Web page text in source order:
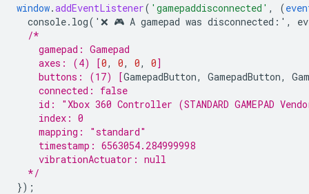
window.addEventListener( 'gamepaddisconnected' , (
console.log('❌ 🎮 A gamepad was disconnected : ' ,
/*
    gamepad: Gamepad
    axes: (4)
[0, 0, 0, 0]
    buttons: (17)
[GamepadButton, GamepadButton,
    connected: false
id: "Xbox 360 Controller (STANDARD GAMEPAD
    index: 0
    mapping: "standard"
    timestamp: 6563054.284999998
    vibrationActuator: null
  */
});